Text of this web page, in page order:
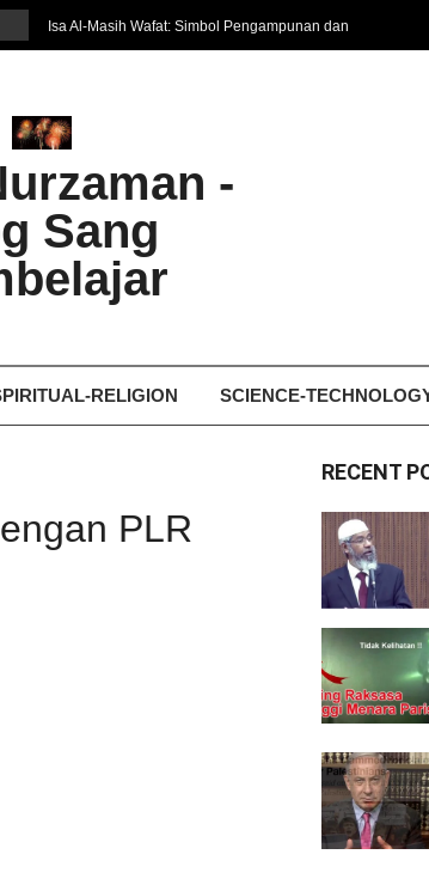
Isa Al-Masih Wafat: Simbol Pengampunan dan
Harapan Baru
Ghosting: Menghilang Tanpa Jejak, Tren Toxic
Bukan Seberapa Keras Kita Jatuh, tetapi
Bagaimana Kita Bangkit Kembali
Dampak Fatherless: Ketika Anak Salah
Mengartikan Cinta dan Kasih Sayang
-
Sang
RELIGION SCIENCE-
PLR
RECENT